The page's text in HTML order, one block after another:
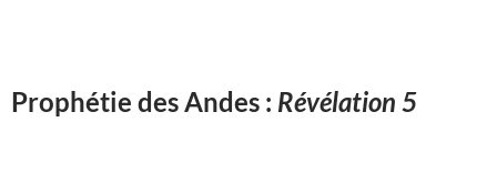
Prophétie des Andes : Révélation 5